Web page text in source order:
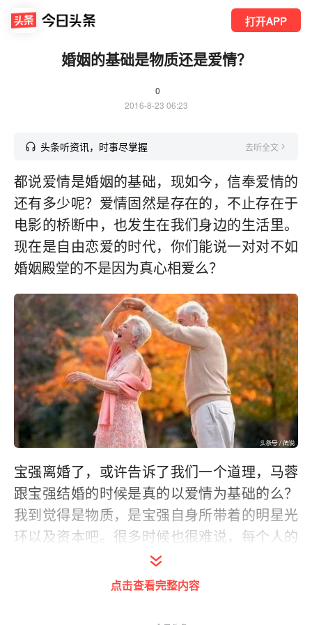
打开APP
婚姻的基础是物质还是爱情？
0
2016-8-23 06:23
头条听资讯，时事尽掌握 去听全文
都说爱情是婚姻的基础，现如今，信奉爱情的
还有多少呢？爱情固然是存在的，不止存在于
电影的桥断中，也发生在我们身边的生活里。
现在是自由恋爱的时代，你们能说一对对不如
婚姻殿堂的不是因为真心相爱么？
宝强离婚了，或许告诉了我们一个道理，马蓉
跟宝强结婚的时候是真的以爱情为基础的么？
我到觉得是物质，是宝强自身所带着的明星光
环以及资本吧。很多时候也很难说，每个人的
成长环境不同，教育经历不同、行为习惯不
同，对于爱情以及婚姻的价值观念也会不同。
点击查看完整内容